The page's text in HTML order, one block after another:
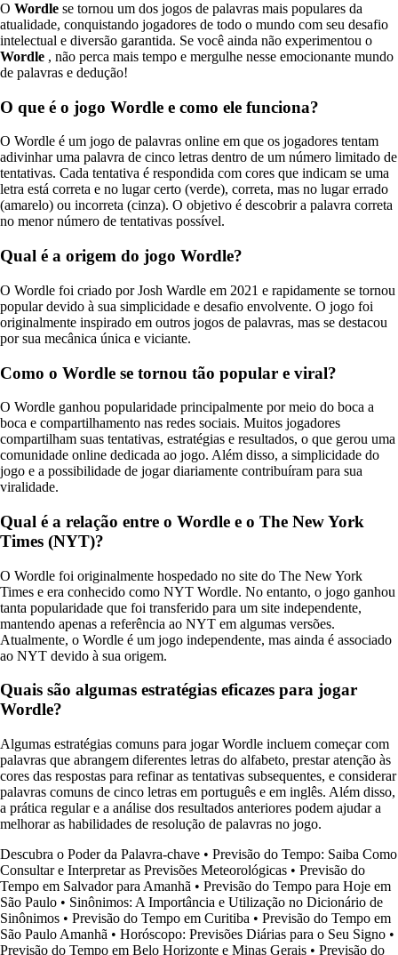
O Wordle se tornou um dos jogos de palavras mais populares da
atualidade, conquistando jogadores de todo o mundo com seu desafio
intelectual e diversão garantida. Se você ainda não experimentou o
Wordle , não perca mais tempo e mergulhe nesse emocionante mundo
de palavras e dedução!
O que é o jogo Wordle e como ele funciona?
O Wordle é um jogo de palavras online em que os jogadores tentam
adivinhar uma palavra de cinco letras dentro de um número limitado de
tentativas. Cada tentativa é respondida com cores que indicam se uma
letra está correta e no lugar certo (verde), correta, mas no lugar errado
(amarelo) ou incorreta (cinza). O objetivo é descobrir a palavra correta
no menor número de tentativas possível.
Qual é a origem do jogo Wordle?
O Wordle foi criado por Josh Wardle em 2021 e rapidamente se tornou
popular devido à sua simplicidade e desafio envolvente. O jogo foi
originalmente inspirado em outros jogos de palavras, mas se destacou
por sua mecânica única e viciante.
Como o Wordle se tornou tão popular e viral?
O Wordle ganhou popularidade principalmente por meio do boca a
boca e compartilhamento nas redes sociais. Muitos jogadores
compartilham suas tentativas, estratégias e resultados, o que gerou uma
comunidade online dedicada ao jogo. Além disso, a simplicidade do
jogo e a possibilidade de jogar diariamente contribuíram para sua
viralidade.
Qual é a relação entre o Wordle e o The New York
Times (NYT)?
O Wordle foi originalmente hospedado no site do The New York
Times e era conhecido como NYT Wordle. No entanto, o jogo ganhou
tanta popularidade que foi transferido para um site independente,
mantendo apenas a referência ao NYT em algumas versões.
Atualmente, o Wordle é um jogo independente, mas ainda é associado
ao NYT devido à sua origem.
Quais são algumas estratégias eficazes para jogar
Wordle?
Algumas estratégias comuns para jogar Wordle incluem começar com
palavras que abrangem diferentes letras do alfabeto, prestar atenção às
cores das respostas para refinar as tentativas subsequentes, e considerar
palavras comuns de cinco letras em português e em inglês. Além disso,
a prática regular e a análise dos resultados anteriores podem ajudar a
melhorar as habilidades de resolução de palavras no jogo.
Descubra o Poder da Palavra-chave • Previsão do Tempo: Saiba Como
Consultar e Interpretar as Previsões Meteorológicas • Previsão do
Tempo em Salvador para Amanhã • Previsão do Tempo para Hoje em
São Paulo • Sinônimos: A Importância e Utilização no Dicionário de
Sinônimos • Previsão do Tempo em Curitiba • Previsão do Tempo em
São Paulo Amanhã • Horóscopo: Previsões Diárias para o Seu Signo •
Previsão do Tempo em Belo Horizonte e Minas Gerais • Previsão do